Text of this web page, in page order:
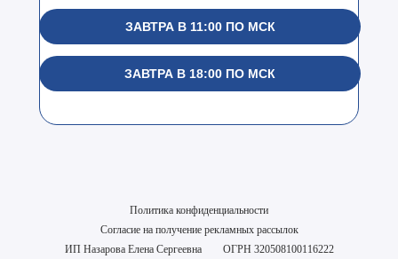
ЗАВТРА В 11:00 ПО МСК
ЗАВТРА В 18:00 ПО МСК
Политика конфиденциальности
Согласие на получение рекламных рассылок
ИП Назарова Елена Сергеевна
ОГРН 320508100116222